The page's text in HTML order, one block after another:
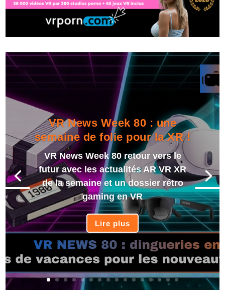
VR News Week 80 : une
semaine de folie pour la XR !
VR News Week 80 retour vers le
futur avec les actualités AR VR XR
de la semaine et un dossier rétro
gaming en VR
Lire plus